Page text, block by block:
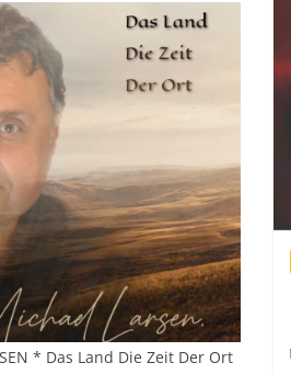
* Das Land Die Zeit Der Ort